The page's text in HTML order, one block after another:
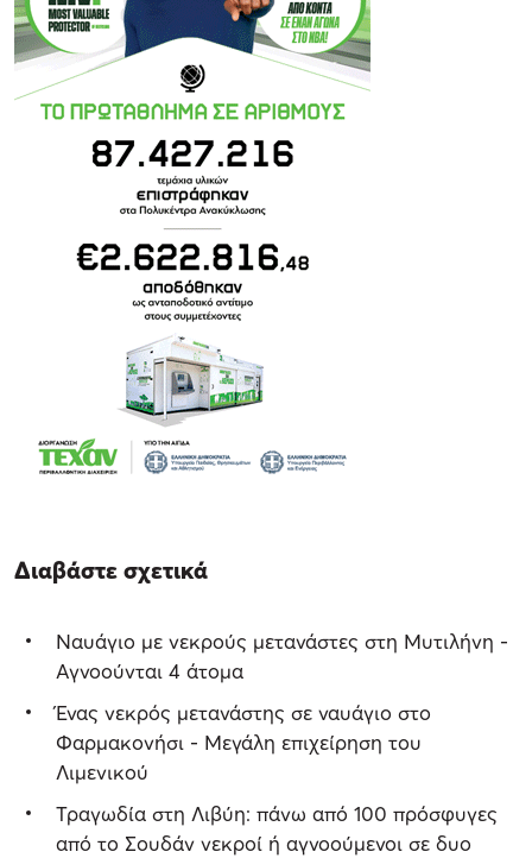
Διαβάστε σχετικά
Ναυάγιο με νεκρούς μετανάστες στη Μυτιλήνη -
Αγνοούνται 4 άτομα
Ένας νεκρός μετανάστης σε ναυάγιο στο
Φαρμακονήσι - Μεγάλη επιχείρηση του
Λιμενικού
Τραγωδία στη Λιβύη: πάνω από 100 πρόσφυγες
από το Σουδάν νεκροί ή αγνοούμενοι σε δυο